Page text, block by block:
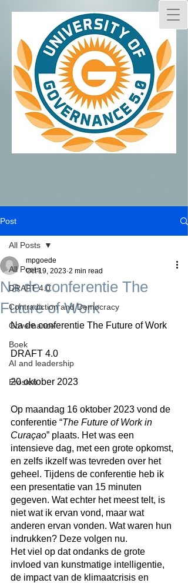
Post
All Posts
DRAFT 4.0
Contradiction and Democracy
Governance
Boek
AI and leadership
Erosion
All Posts
Na de conferentie The
Future of Work
mpgoede
Oct 19, 2023 2 min read
Na de conferentie The Future of Work
DRAFT 4.0
20 oktober 2023
Op maandag 16 oktober 2023 vond de
conferentie “The Future of Work in
Curaçao” plaats. Het was een
intensieve dag, met een grote opkomst,
en zelfs ikzelf was tevreden over het
geheel. Tijdens de conferentie heb ik
een presentatie van 15 minuten
gegeven. Wat echter het meest telt, is
niet wat ik ervan vond, maar wat
anderen ervan vonden. Wat waren hun
indrukken? Deze volgen nu.
Het viel op dat ondanks de grote
invloed van kunstmatige intelligentie,
de impact van de klimaatcrisis en